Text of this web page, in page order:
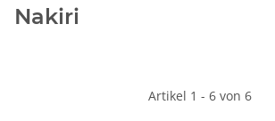
Nakiri
Artikel 1 - 6 von 6